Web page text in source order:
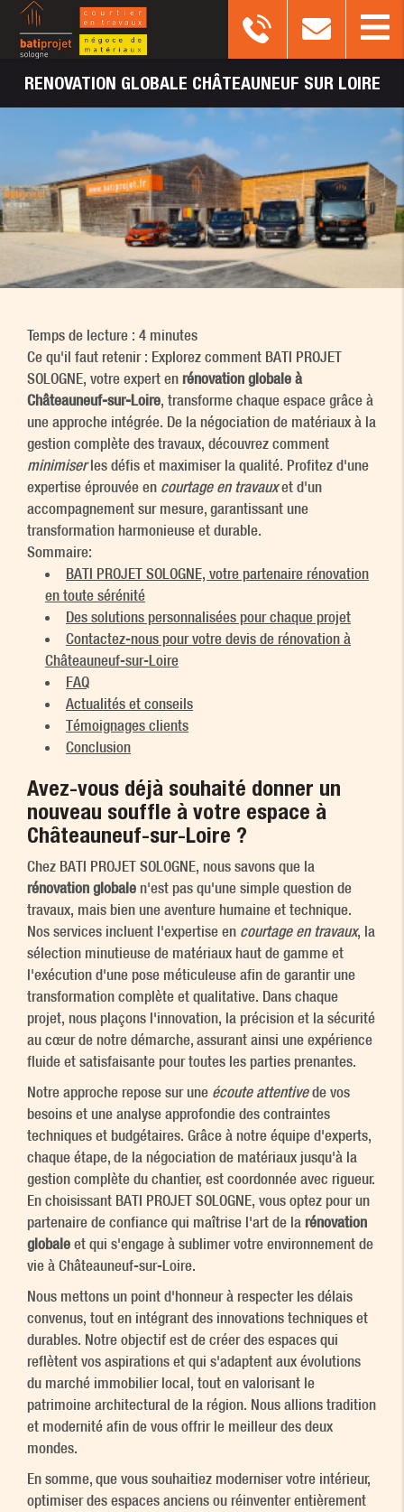
RENOVATION GLOBALE CHÂTEAUNEUF SUR LOIRE
Temps de lecture : 4 minutes
Ce qu'il faut retenir : Explorez comment BATI PROJET
SOLOGNE, votre expert en rénovation globale à
Châteauneuf-sur-Loire, transforme chaque espace grâce à
une approche intégrée. De la négociation de matériaux à la
gestion complète des travaux, découvrez comment
minimiserles défis et maximiser la qualité. Profitez d'une
expertise éprouvée en courtage en travauxet d'un
accompagnement sur mesure, garantissant une
transformation harmonieuse et durable.
Sommaire:
BATI PROJET SOLOGNE, votre partenaire rénovation
en toute sérénité
Des solutions personnalisées pour chaque projet
Contactez-nous pour votre devis de rénovation à
Châteauneuf-sur-Loire
FAQ
Actualités et conseils
Témoignages clients
Conclusion
Avez-vous déjà souhaité donner un
nouveau souffle à votre espace à
Châteauneuf-sur-Loire ?
Chez BATI PROJET SOLOGNE, nous savons que la
rénovation globale n'est pas qu'une simple question de
travaux, mais bien une aventure humaine et technique.
Nos services incluent l'expertise en courtage en travaux, la
sélection minutieuse de matériaux haut de gamme et
l'exécution d'une pose méticuleuse afin de garantir une
transformation complète et qualitative. Dans chaque
projet, nous plaçons l'innovation, la précision et la sécurité
au cœur de notre démarche, assurant ainsi une expérience
fluide et satisfaisante pour toutes les parties prenantes.
Notre approche repose sur une écoute attentivede vos
besoins et une analyse approfondie des contraintes
techniques et budgétaires. Grâce à notre équipe d'experts,
chaque étape, de la négociation de matériaux jusqu'à la
gestion complète du chantier, est coordonnée avec rigueur.
En choisissant BATI PROJET SOLOGNE, vous optez pour un
partenaire de confiance qui maîtrise l'art de la rénovation
globale et qui s'engage à sublimer votre environnement de
vie à Châteauneuf-sur-Loire.
Nous mettons un point d'honneur à respecter les délais
convenus, tout en intégrant des innovations techniques et
durables. Notre objectif est de créer des espaces qui
reflètent vos aspirations et qui s'adaptent aux évolutions
du marché immobilier local, tout en valorisant le
patrimoine architectural de la région. Nous allions tradition
et modernité afin de vous offrir le meilleur des deux
mondes.
En somme, que vous souhaitiez moderniser votre intérieur,
optimiser des espaces anciens ou réinventer entièrement